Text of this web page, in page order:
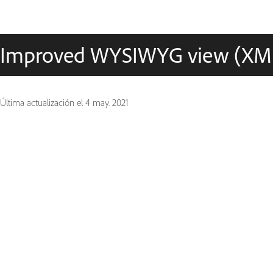
Improved WYSIWYG view
Última actualización el 4 may. 2021